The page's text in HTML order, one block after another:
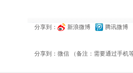
分享到： 新浪微博 腾讯微博
分享到： 微信 （备注：需要通过手机